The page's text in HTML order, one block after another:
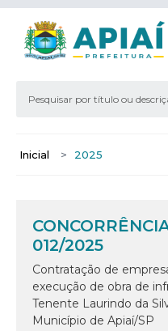
Inicial > 2025
012/2025
Contratação de
execução de obra de
Tenente Laurindo da
Município de Apiaí/SP